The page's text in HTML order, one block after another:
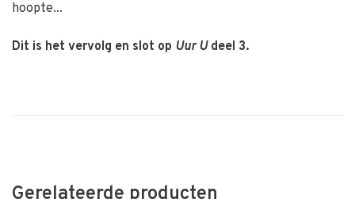
hoopte...
Dit is het vervolg en slot op Uur Udeel 3.